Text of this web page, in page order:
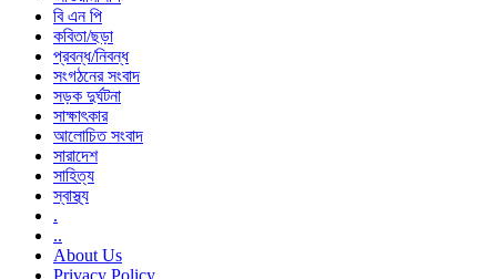
বি এন পি
কবিতা/ছড়া
প্রবন্ধ/নিবন্ধ
সংগঠনের সংবাদ
সড়ক দুর্ঘটনা
সাক্ষাৎকার
আলোচিত সংবাদ
সারাদেশ
সাহিত্য
স্বাস্থ্য
.
..
About Us
Privacy Policy